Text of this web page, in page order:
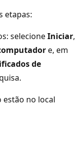
etapas:
selecioneIniciar,
e, em
de
estão no local